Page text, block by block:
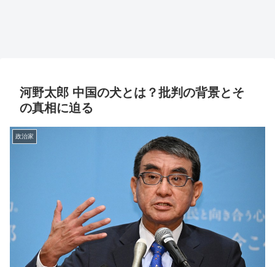
河野太郎 中国の犬とは？批判の背景とそ
の真相に迫る
政治家